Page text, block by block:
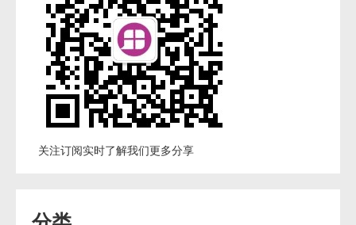
关注订阅实时了解我们更多分享